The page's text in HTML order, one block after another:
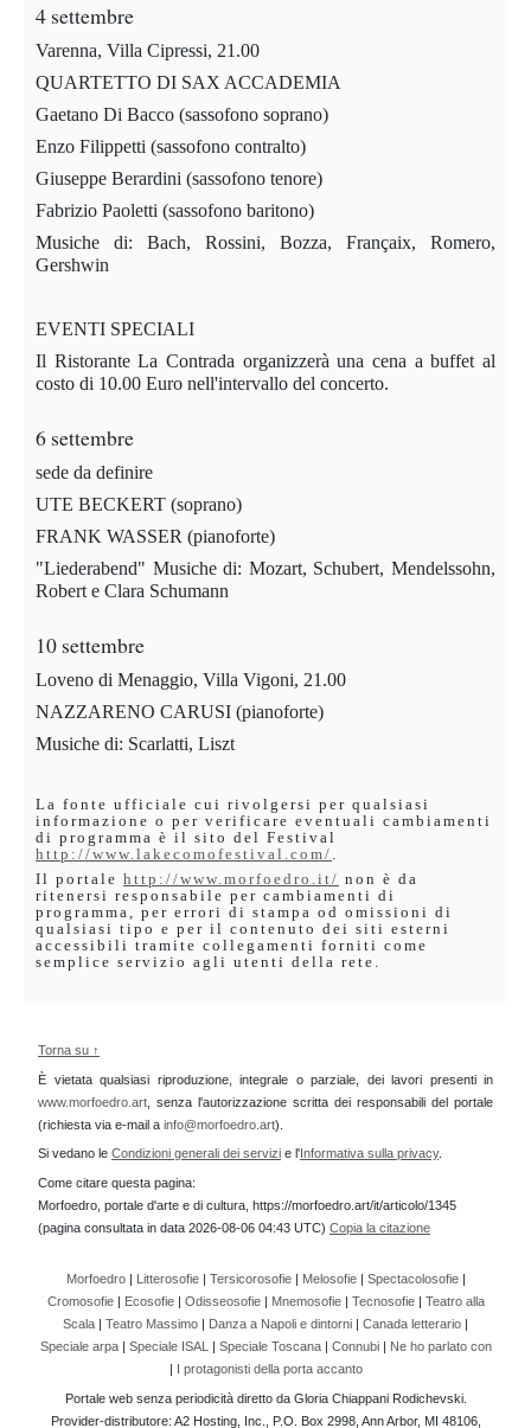
4 settembre
Varenna, Villa Cipressi, 21.00
QUARTETTO DI SAX ACCADEMIA
Gaetano Di Bacco (sassofono soprano)
Enzo Filippetti (sassofono contralto)
Giuseppe Berardini (sassofono tenore)
Fabrizio Paoletti (sassofono baritono)
Musiche di: Bach, Rossini, Bozza, Françaix, Romero,
Gershwin
EVENTI SPECIALI
Il Ristorante La Contrada organizzerà una cena a buffet al
costo di 10.00 Euro nell'intervallo del concerto.
6 settembre
sede da definire
UTE BECKERT (soprano)
FRANK WASSER (pianoforte)
"Liederabend" Musiche di: Mozart, Schubert, Mendelssohn,
Robert e Clara Schumann
10 settembre
Loveno di Menaggio, Villa Vigoni, 21.00
NAZZARENO CARUSI (pianoforte)
Musiche di: Scarlatti, Liszt
La fonte ufficiale cui rivolgersi per qualsiasi
informazione o per verificare eventuali cambiamenti
di programma è il sito del Festival
http://www.lakecomofestival.com/ .
Il portale http://www.morfoedro.it/ non è da
ritenersi responsabile per cambiamenti di
programma, per errori di stampa od omissioni di
qualsiasi tipo e per il contenuto dei siti esterni
accessibili tramite collegamenti forniti come
semplice servizio agli utenti della rete.
Torna su ↑
È vietata qualsiasi riproduzione, integrale o parziale, dei lavori presenti in
www.morfoedro.art , senza l'autorizzazione scritta dei responsabili del portale
(richiesta via e-mail a info@morfoedro.art).
Si vedano le Condizioni generali dei servizi e l' Informativa sulla privacy.
Come citare questa pagina:
Morfoedro, portale d'arte e di cultura, https://morfoedro.art/it/articolo/1345
(pagina consultata in data 2026-08-06 04:43 UTC) Copia la citazione
Morfoedro| Litterosofie| Tersicorosofie| Melosofie| Spectacolosofie|
Cromosofie| Ecosofie| Odisseosofie| Mnemosofie| Tecnosofie| Teatro alla
Scala
Teatro Massimo Danza a Napoli e dintorni Canada letterario
Speciale arpa| Speciale ISAL| Speciale Toscana| Connubi|
Ne ho parlato con
I protagonisti della porta accanto
Portale web senza periodicità diretto da Gloria Chiappani Rodichevski.
Provider-distributore: A2 Hosting, Inc., P.O. Box 2998, Ann Arbor, MI 48106,